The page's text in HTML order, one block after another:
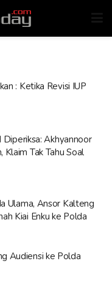
: Ketika Revisi IUP
Akhyannoor
Tak Tahu Soal
Ulama, Ansor Kalteng
Kiai Enku ke Polda
Audiensi ke Polda